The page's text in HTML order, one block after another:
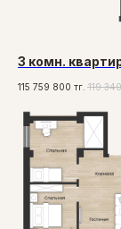
3 комн.
115 759 800 тг. 119